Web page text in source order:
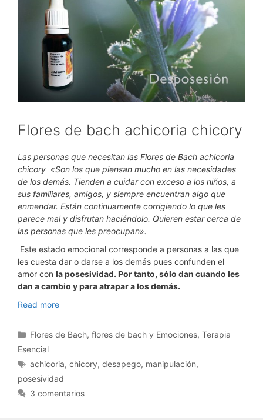
Flores de bach achicoria chicory
Las personas que necesitan las Flores de Bach achicoria
chicory «Son los que piensan mucho en las necesidades
de los demás. Tienden a cuidar con exceso a los niños, a
sus familiares, amigos, y siempre encuentran algo que
enmendar. Están continuamente corrigiendo lo que les
parece mal y disfrutan haciéndolo. Quieren estar cerca de
las personas que les preocupan».
Este estado emocional corresponde a personas a las que
les cuesta dar o darse a los demás pues confunden el
amor con la posesividad. Por tanto, sólo dan cuando les
dan a cambio y para atrapar a los demás.
Read moreFlores
achicoria
Desapego
Categorías
Flores de Bach,flores de bach y Emociones,Terapia
Esencial
Etiquetas
achicoria,chicory,desapego, manipulación,
posesividad
3 comentarios